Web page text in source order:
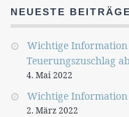
NEUESTE BEITRÄGE
Wichtige Information
Teuerungszuschlag
4. Mai 2022
Wichtige Information
2. März 2022